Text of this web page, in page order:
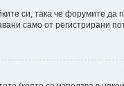
си, така че форумите да
само от регистрирани